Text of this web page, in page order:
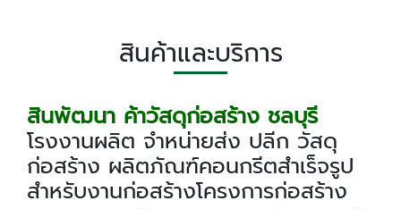
สินค้าและบริการ
สินพัฒนา ค้าวัสดุก่อสร้าง ชลบุรี
โรงงานผลิต จำหน่ายส่ง ปลีก วัสดุ
ก่อสร้าง ผลิตภัณฑ์คอนกรีตสำเร็จรูป
สำหรับงานก่อสร้างโครงการก่อสร้าง